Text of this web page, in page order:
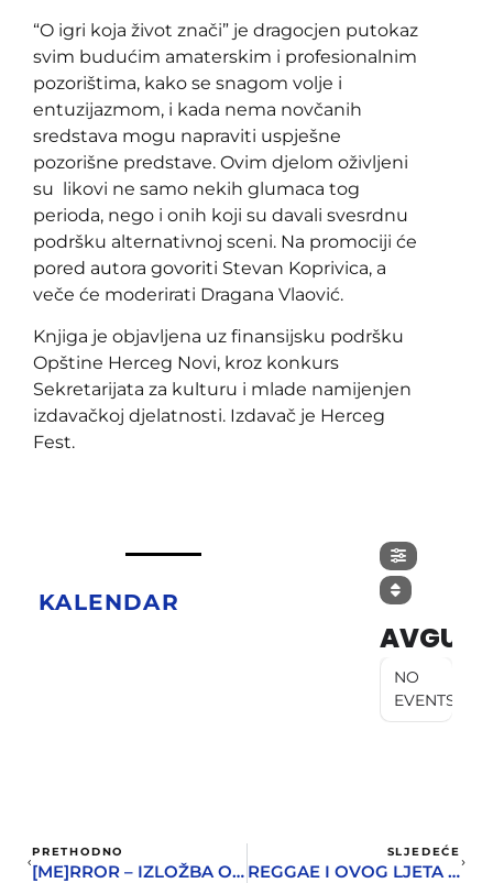
“O igri koja život znači” je dragocjen putokaz
svim budućim amaterskim i profesionalnim
pozorištima, kako se snagom volje i
entuzijazmom, i kada nema novčanih
sredstava mogu napraviti uspješne
pozorišne predstave. Ovim djelom oživljeni
su likovi ne samo nekih glumaca tog
perioda, nego i onih koji su davali svesrdnu
podršku alternativnoj sceni. Na promociji će
pored autora govoriti Stevan Koprivica, a
veče će moderirati Dragana Vlaović.
Knjiga je objavljena uz finansijsku podršku
Opštine Herceg Novi, kroz konkurs
Sekretarijata za kulturu i mlade namijenjen
izdavačkoj djelatnosti. Izdavač je Herceg
Fest.
KALENDAR
AVGUST
NO
EVENTS
PRETHODNO
[ME]RROR – IZLOŽBA OLESJE GONSEROVSKE U GALERIJI ALEXANDER
SLJEDEĆE
REGGAE I OVOG LJETA NA FORTE MARE